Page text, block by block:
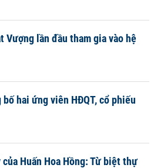
Vượng lần đầu tham gia vào hệ
hai ứng viên HĐQT, cổ phiếu
Huấn Hoa Hồng: Từ biệt thự